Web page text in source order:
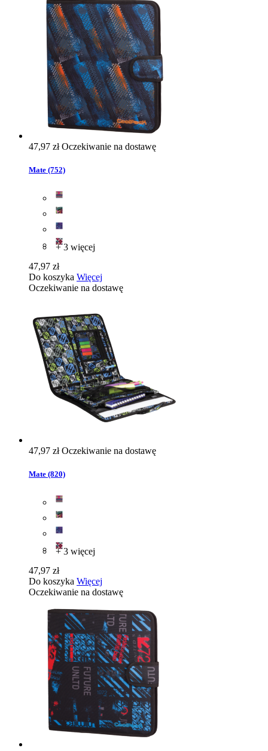
47,97 złOczekiwanie na dostawę
Mate (752)
+ 3 więcej
47,97 zł
Do koszyka Więcej
Oczekiwanie na dostawę
47,97 złOczekiwanie na dostawę
Mate (820)
+ 3 więcej
47,97 zł
Do koszyka Więcej
Oczekiwanie na dostawę